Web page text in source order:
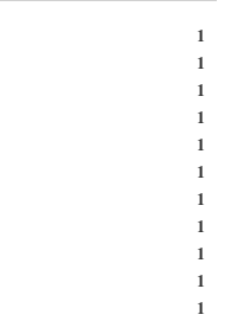
1
1
1
1
1
1
1
1
1
1
1